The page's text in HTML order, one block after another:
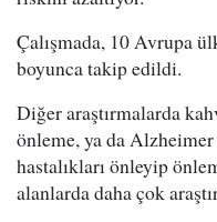
Çalışmada, 10 Avrupa
boyunca takip edildi.
Diğer araştırmalarda
önleme, ya da
hastalıkları önleyip
alanlarda daha çok